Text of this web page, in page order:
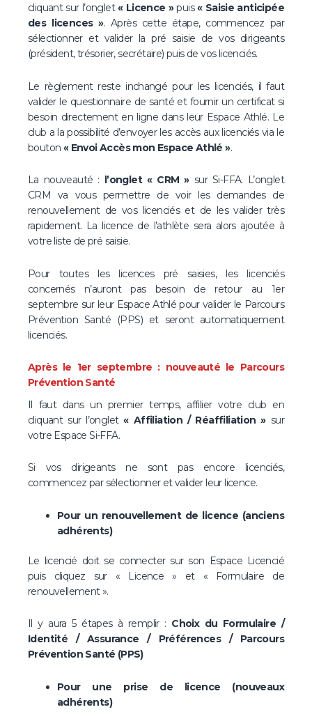
cliquant sur l’onglet« Licence »puis« Saisie anticipée
des licences ». Après cette étape, commencez par
sélectionner et valider la pré saisie de vos dirigeants
(président, trésorier, secrétaire) puis de vos licenciés.
Le règlement reste inchangé pour les licenciés, il faut
valider le questionnaire de santé et fournir un certificat si
besoin directement en ligne dans leur Espace Athlé. Le
club a la possibilité d’envoyer les accès aux licenciés via le
bouton « Envoi Accès mon Espace Athlé ».
La nouveauté : l’onglet « CRM »sur Si-FFA. L’onglet
CRM va vous permettre de voir les demandes de
renouvellement de vos licenciés et de les valider très
rapidement. La licence de l’athlète sera alors ajoutée à
votre liste de pré saisie.
Pour toutes les licences pré saisies, les licenciés
concernés n’auront pas besoin de retour au 1er
septembre sur leur Espace Athlé pour valider le Parcours
Prévention Santé (PPS) et seront automatiquement
licenciés.
Après le 1er septembre : nouveauté le Parcours
Prévention Santé
Il faut dans un premier temps, affilier votre club en
cliquant sur l’onglet« Affiliation / Réaffiliation » sur
votre Espace Si-FFA.
Si vos dirigeants ne sont pas encore licenciés,
commencez par sélectionner et valider leur licence.
Pour un renouvellement de licence (anciens
adhérents)
Le licencié doit se connecter sur son Espace Licencié
puis cliquez sur « Licence » et « Formulaire de
renouvellement ».
Il y aura 5 étapes à remplir : Choix du Formulaire /
Identité / Assurance / Préférences / Parcours
Prévention Santé (PPS)
Pour une prise de licence (nouveaux
adhérents)